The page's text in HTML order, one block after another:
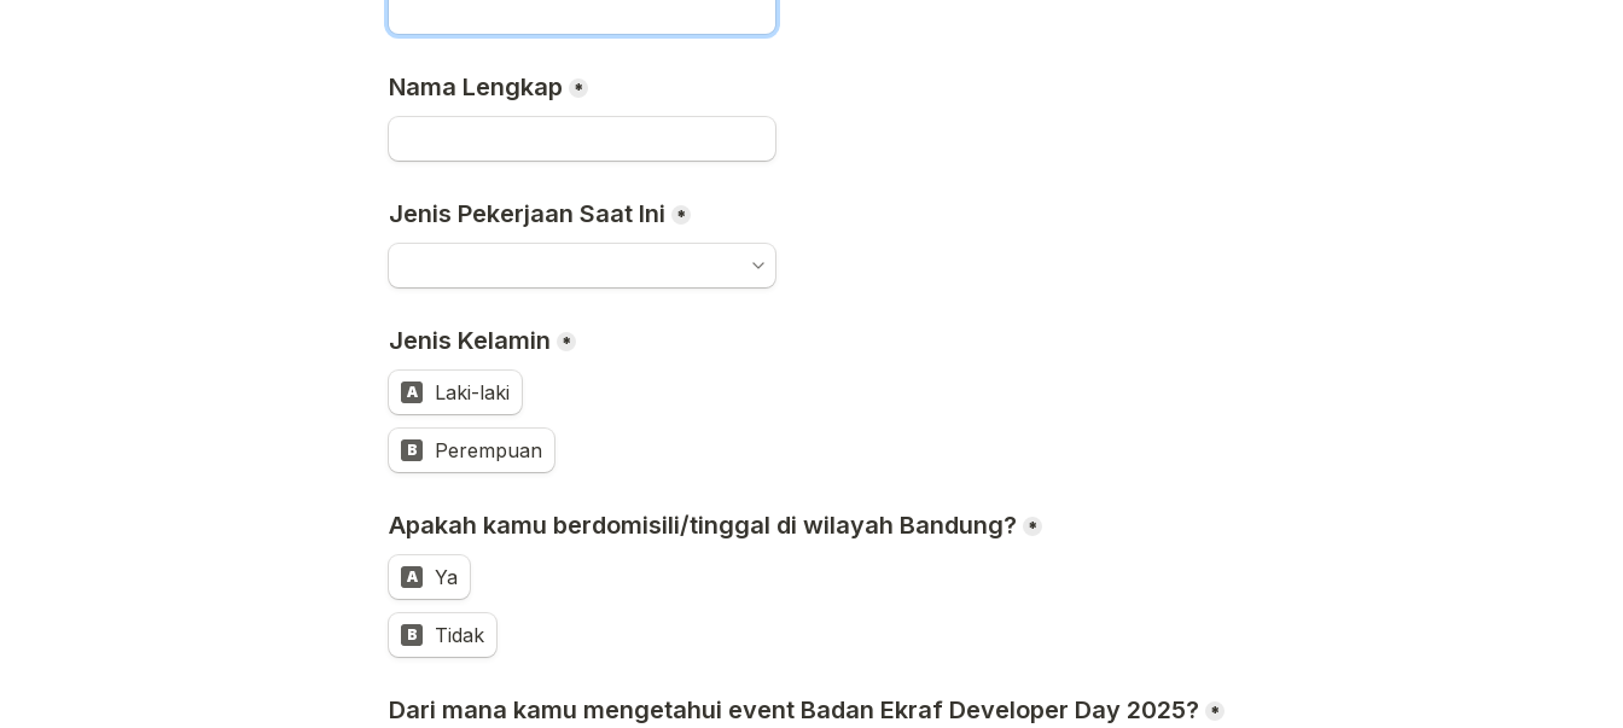
Nama Lengkap *
Jenis Pekerjaan Saat Ini *
Jenis Kelamin *
A Laki-laki
B Perempuan
Apakah kamu berdomisili/tinggal di wilayah Bandung? *
A Ya
B Tidak
Dari mana kamu mengetahui event Badan Ekraf Developer Day 2025? *